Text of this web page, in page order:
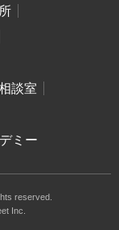
談室
ミー
reserved.
Inc.